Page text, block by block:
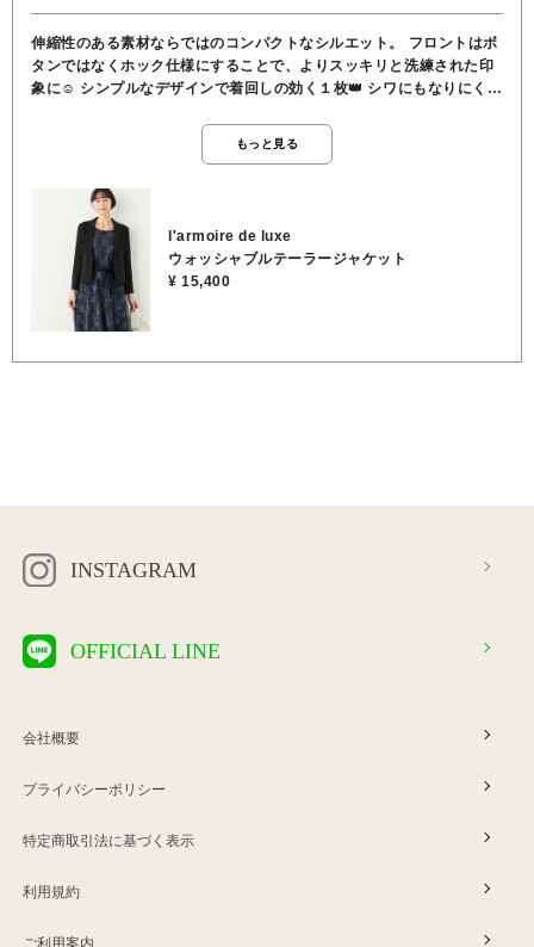
伸縮性のある素材ならではのコンパクトなシルエット。 フロントはボ
タンではなくホック仕様にすることで、よりスッキリと洗練された印
象に☺️ シンプルなデザインで着回しの効く１枚👑 シワにもなりにく
す😊 ご自宅でのお洗濯もOKです。 素材／ポリエステル95％、ポリウ
もっと見る
l'armoire de luxe
ウォッシャブルテーラージャケット
¥ 15,400
INSTAGRAM
OFFICIAL LINE
会社概要
プライバシーポリシー
特定商取引法に基づく表示
利用規約
ご利用案内